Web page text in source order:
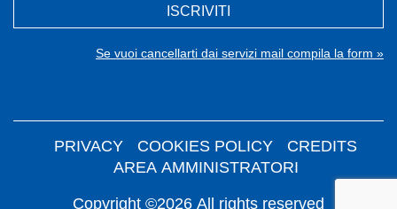
ISCRIVITI
Se vuoi cancellarti dai servizi mail compila la form »
Copyright ©2026 All rights reserved
PRIVACY COOKIES POLICY
CREDITS
AREA AMMINISTRATORI